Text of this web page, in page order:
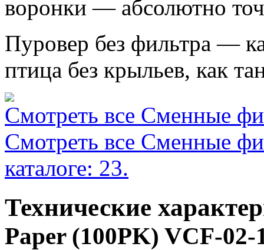
воронки — абсолютно
Пуровер без фильтра —
птица без крыльев, как
Смотреть все Сменные
Смотреть все Сменные
каталоге: 23.
Технические
Paper (100PK) VCF-02-